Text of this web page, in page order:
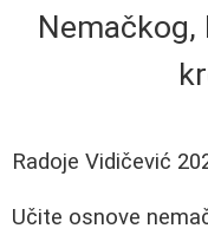
Nemačkog,
Radoje Vidičević
Učite osnove